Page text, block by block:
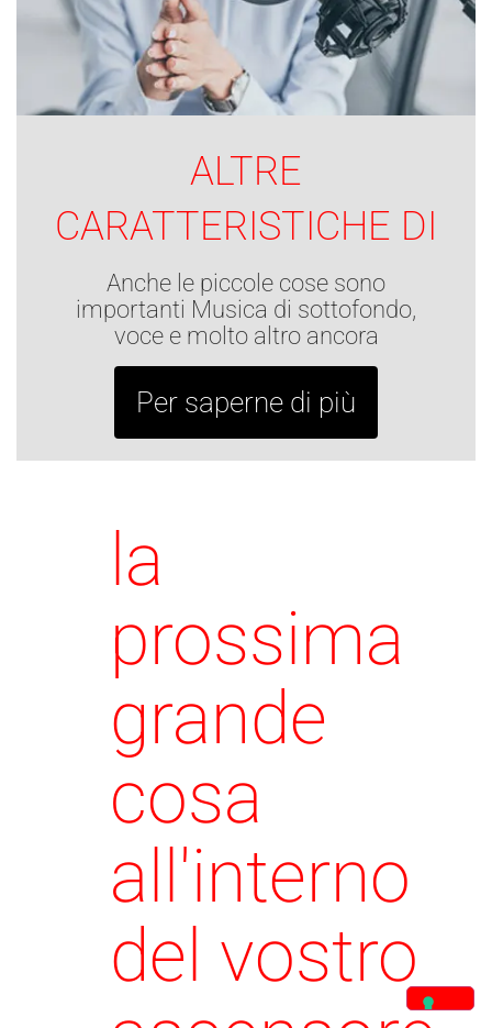
ALTRE
CARATTERISTICHE DI
Anche le piccole cose sono
importanti Musica di sottofondo,
voce e molto altro ancora
Per saperne di più
la
prossima
grande
cosa
all'interno
del vostro